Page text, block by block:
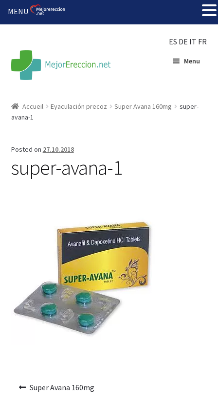
ES DE IT FR
Menu
Roue de la fortune
Organiser une fête
Solution bon marché
Comment choisir?
Base de données de produits
Accueil Eyaculación precoz Super Avana 160mg
super-
avana-1
Posted on 27.10.2018
super-avana-1
Super Avana 160mg
MENU